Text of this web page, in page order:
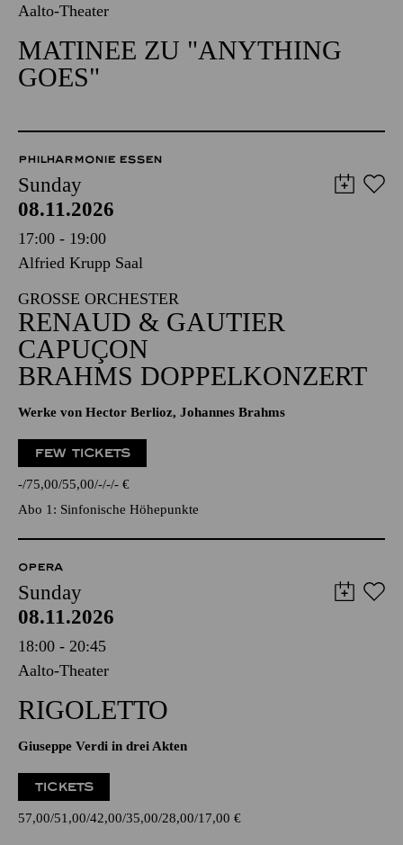
Aalto-Theater
MATINEE ZU "ANYTHING
GOES"
PHILHARMONIE ESSEN
Sunday
08.11.2026
17:00 - 19:00
Alfried Krupp Saal
GROSSE ORCHESTER
RENAUD & GAUTIER
CAPUÇON
BRAHMS DOPPELKONZERT
Werke von Hector Berlioz, Johannes Brahms
FEW TICKETS
- 75,00 55,00 - - - €
Abo 1: Sinfonische Höhepunkte
OPERA
Sunday
08.11.2026
18:00 - 20:45
Aalto-Theater
RIGOLETTO
Giuseppe Verdi in drei Akten
TICKETS
57,00 51,00 42,00 35,00 28,00 17,00 €